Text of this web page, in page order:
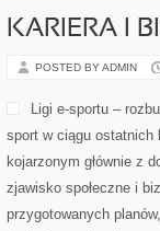
KARIERA I
POSTED BY ADMIN
Ligi e-sportu –
sport w ciągu ostatnich
kojarzonym głównie z
zjawisko społeczne i
przygotowanych